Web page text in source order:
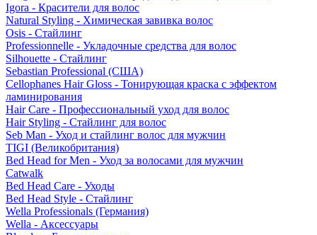
Igora - Красители для волос
Natural Styling - Химическая завивка волос
Osis - Стайлинг
Professionnelle - Укладочные средства для волос
Silhouette - Стайлинг
Sebastian Professional (США)
Cellophanes Hair Gloss - Тонирующая краска с эффектом
ламинирования
Hair Care - Профессиональный уход для волос
Hair Styling - Стайлинг для волос
Seb Man - Уход и стайлинг волос для мужчин
TIGI (Великобритания)
Bed Head for Men - Уход за волосами для мужчин
Catwalk
Bed Head Care - Уходы
Bed Head Style - Стайлинг
Wella Professionals (Германия)
Wella - Аксессуары